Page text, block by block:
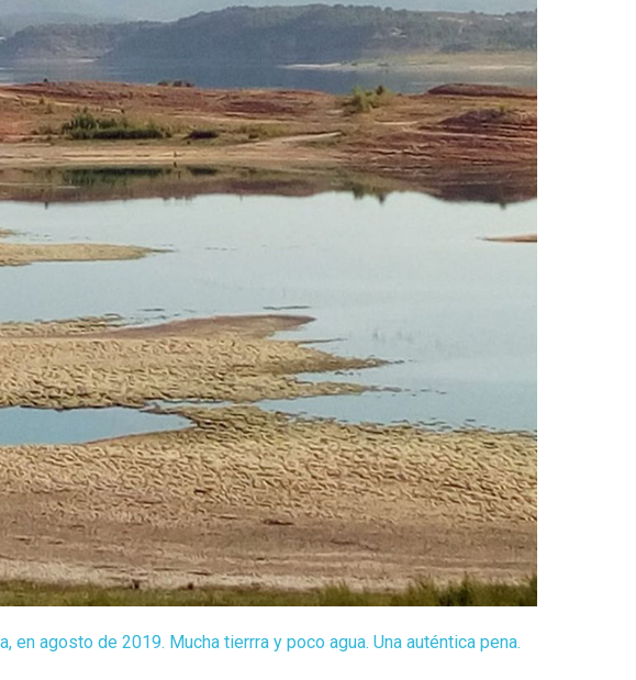
agosto de 2019. Mucha tierrra y poco agua. Una auténtica pena.